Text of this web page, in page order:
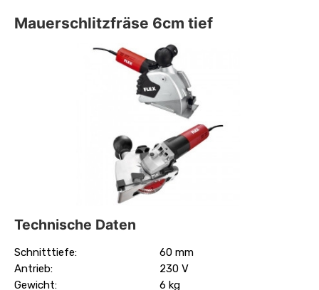
Mauerschlitzfräse 6cm tief
Technische Daten
Schnitttiefe:
60 mm
Antrieb:
230 V
Gewicht:
6 kg